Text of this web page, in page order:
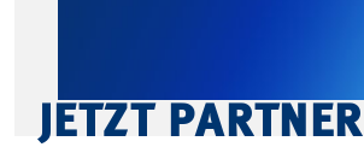
JETZT PARTNER